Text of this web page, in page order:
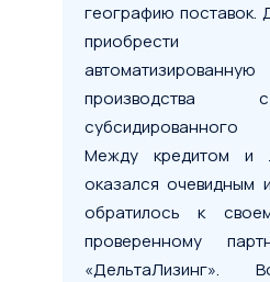
географию поставок.
приобрести
субсидированного
Между кредитом и
оказался очевидным
обратилось к
проверенному
«ДельтаЛизинг».